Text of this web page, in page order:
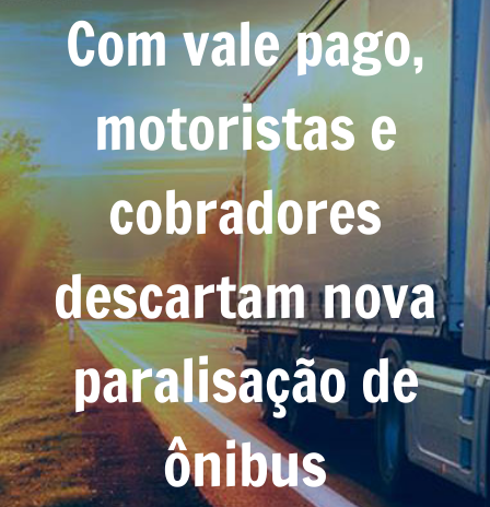
Com vale pago,
motoristas e
cobradores
descartam nova
paralisação de
ônibus